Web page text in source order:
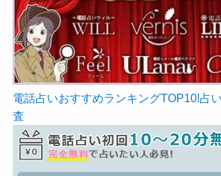
電話占いおすすめランキングTOP10!占
査